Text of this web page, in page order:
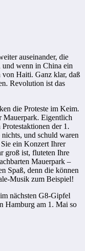
auseinander, die
und wenn in China ein
von Haiti. Ganz klar, daß
Revolution ist das
die Proteste im Keim.
Eigentlich
der 1.
und schuld waren
ein Konzert Ihrer
groß ist, fluteten Ihre
Mauerpark –
Spaß, denn die können
Musik zum Beispiel!
nächsten G8-Gipfel
Hamburg am 1. Mai so